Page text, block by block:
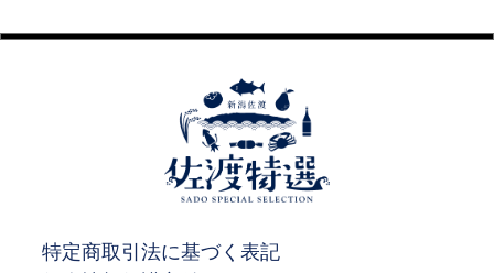
特定商取引法に基づく表記